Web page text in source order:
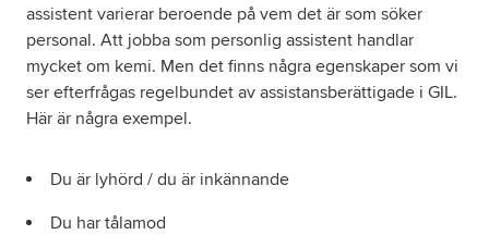
assistent varierar beroende på vem det är som söker
personal. Att jobba som personlig assistent handlar
mycket om kemi. Men det finns några egenskaper som vi
ser efterfrågas regelbundet av assistansberättigade i GIL.
Här är några exempel.
Du är lyhörd / du är inkännande
Du har tålamod